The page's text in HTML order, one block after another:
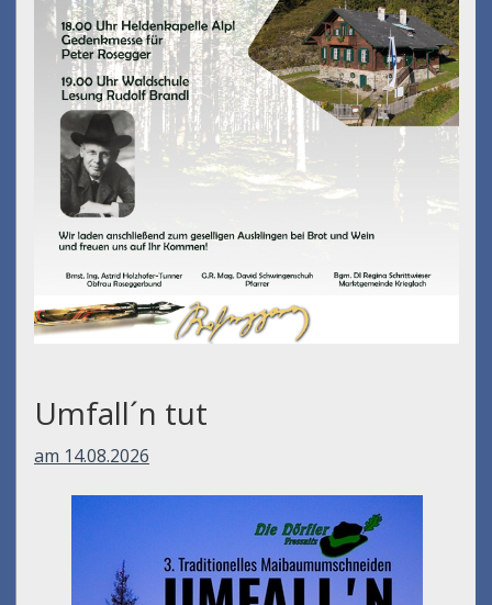
Umfall´n tut
am 14.08.2026